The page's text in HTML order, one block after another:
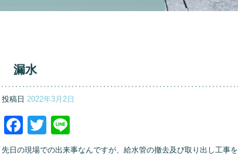
漏水
投稿日 2022年3月2日
Facebook
Twitter
先日の現場での出来事なんですが、給水管の撤去及び取り出し工事